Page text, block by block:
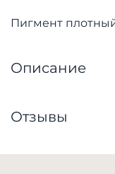
Пигмент
Описание
Отзывы